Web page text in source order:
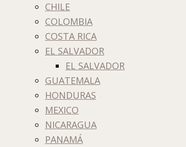
CHILE
COLOMBIA
COSTA RICA
EL SALVADOR
EL SALVADOR
GUATEMALA
HONDURAS
MEXICO
NICARAGUA
PANAMÁ